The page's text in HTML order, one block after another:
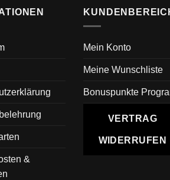
&
Mein Konto
Meine Wunschliste
Bonuspunkte
VERTRAG
WIDERRUFEN